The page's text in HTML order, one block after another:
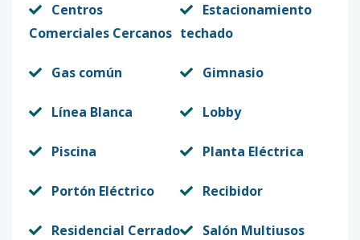
Centros
Comerciales Cercanos
Estacionamiento
techado
Gas común Gimnasio
Línea Blanca Lobby
Piscina Planta Eléctrica
Portón Eléctrico Recibidor
Residencial Cerrado Salón Multiusos